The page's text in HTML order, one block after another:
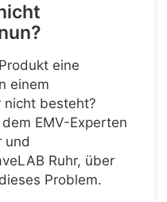
eine
einem
besteht?
EMV-Experten
und
Ruhr, über
Problem.